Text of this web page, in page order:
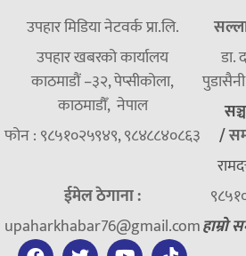
उपहार मिडिया नेटवर्क प्रा.लि.
उपहार खबरको कार्यालय
काठमाडौं –३२, पेप्सीकोला,
काठमाडौँ, नेपाल
फोन : ९८५१०२५९४९, ९८४८८४०८६३
ईमेल ठेगाना :
upaharkhabar76@gmail.com
डा.
/
हाम्रो